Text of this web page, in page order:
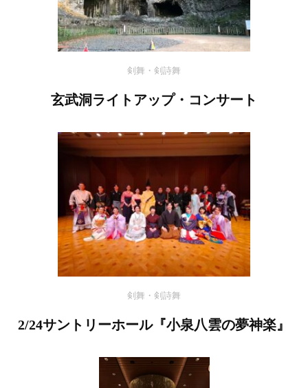
剣舞・剣詩舞
玄武洞ライトアップ・コンサート
剣舞・剣詩舞
2/24サントリーホール『小泉八雲の夢神楽』